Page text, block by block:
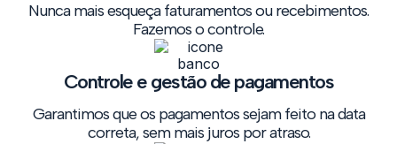
Nunca mais esqueça faturamentos ou recebimentos.
Fazemos o controle.
Controle e gestão de pagamentos
Garantimos que os pagamentos sejam feito na data
correta, sem mais juros por atraso.